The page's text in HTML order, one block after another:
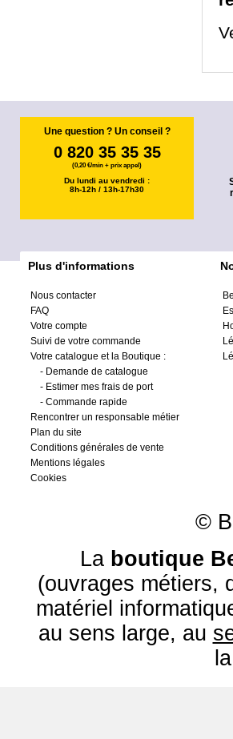
Une question ? Un conseil ?
0 820 35 35 35
(0,20 €/min + prix appel)
Du lundi au vendredi :
8h-12h / 13h-17h30
Plus d'informations
Nous contacter
FAQ
Votre compte
Suivi de votre commande
Votre catalogue et la Boutique :
- Demande de catalogue
- Estimer mes frais de port
- Commande rapide
Rencontrer un responsable métier
Plan du site
Conditions générales de vente
Mentions légales
Cookies
©
La boutique
(ouvrages métiers,
matériel
au sens large, au
la